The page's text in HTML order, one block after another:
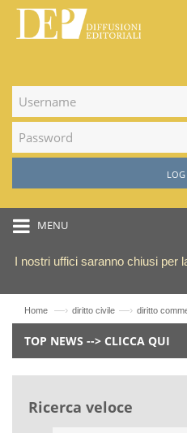
MENU
I nostri uffici saranno chiusi per
Home —› diritto civile —› diritto
TOP NEWS --> CLICCA QUI
Ricerca veloce